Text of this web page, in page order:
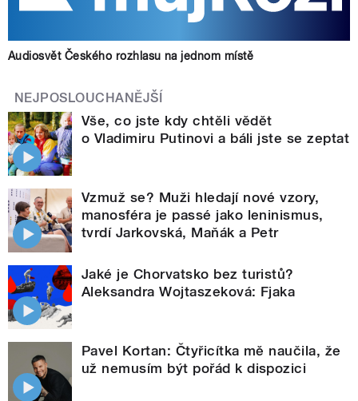
Audiosvět Českého rozhlasu na jednom místě
NEJPOSLOUCHANĚJŠÍ
Vše, co jste kdy chtěli vědět
o Vladimiru Putinovi a báli jste se zeptat
Vzmuž se? Muži hledají nové vzory,
manosféra je passé jako leninismus,
tvrdí Jarkovská, Maňák a Petr
Jaké je Chorvatsko bez turistů?
Aleksandra Wojtaszeková: Fjaka
Pavel Kortan: Čtyřicítka mě naučila, že
už nemusím být pořád k dispozici